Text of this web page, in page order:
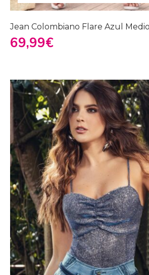
Jean Colombiano Flare Azul Medio
69,99€